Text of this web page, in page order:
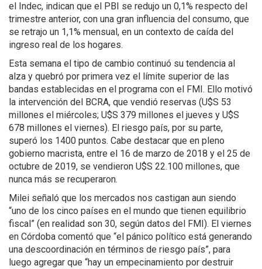
el Indec, indican que el PBI se redujo un 0,1% respecto del
trimestre anterior, con una gran influencia del consumo, que
se retrajo un 1,1% mensual, en un contexto de caída del
ingreso real de los hogares.
Esta semana el tipo de cambio continuó su tendencia al
alza y quebró por primera vez el límite superior de las
bandas establecidas en el programa con el FMI. Ello motivó
la intervención del BCRA, que vendió reservas (U$S 53
millones el miércoles; U$S 379 millones el jueves y U$S
678 millones el viernes). El riesgo país, por su parte,
superó los 1400 puntos. Cabe destacar que en pleno
gobierno macrista, entre el 16 de marzo de 2018 y el 25 de
octubre de 2019, se vendieron U$S 22.100 millones, que
nunca más se recuperaron.
Milei señaló que los mercados nos castigan aun siendo
“uno de los cinco países en el mundo que tienen equilibrio
fiscal” (en realidad son 30, según datos del FMI). El viernes
en Córdoba comentó que “el pánico político está generando
una descoordinación en términos de riesgo país”, para
luego agregar que “hay un empecinamiento por destruir